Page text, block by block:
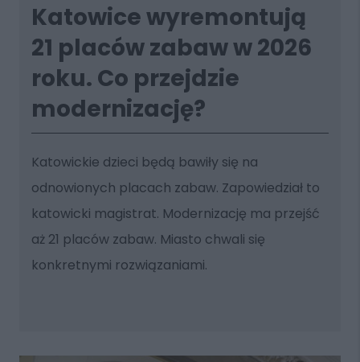
Katowice wyremontują
21 placów zabaw w 2026
roku. Co przejdzie
modernizację?
Katowickie dzieci będą bawiły się na
odnowionych placach zabaw. Zapowiedział to
katowicki magistrat. Modernizację ma przejść
aż 21 placów zabaw. Miasto chwali się
konkretnymi rozwiązaniami.